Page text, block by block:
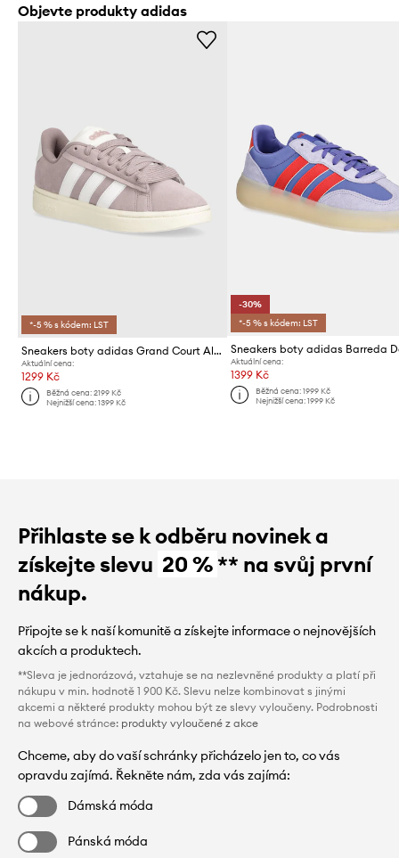
Objevte produkty adidas
*-5 % s kódem: LST
Sneakers boty adidas Grand Court Alpha
Aktuální cena:
1299 Kč
Běžná cena:2199 Kč
Nejnižší cena:1399 Kč
-30%
*-5 % s kódem: LST
Aktuální cena:
1399 Kč
Běžná cena: 1999 Kč
Nejnižší cena: 1999 Kč
Přihlaste se k odběru novinek a
získejte slevu 20 %** na svůj první
nákup.
Připojte se k naší komunitě a získejte informace o nejnovějších
akcích a produktech.
**Sleva je jednorázová, vztahuje se na nezlevněné produkty a platí při
nákupu v min. hodnotě 1 900 Kč. Slevu nelze kombinovat s jinými
akcemi a některé produkty mohou být ze slevy vyloučeny. Podrobnosti
na webové stránce: produkty vyloučené z akce
Chceme, aby do vaší schránky přicházelo jen to, co vás
opravdu zajímá. Řekněte nám, zda vás zajímá:
Dámská móda
Pánská móda